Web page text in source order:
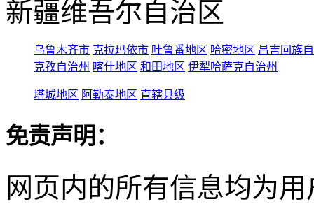
新疆维吾尔自治区
乌鲁木齐市 克拉玛依市 吐鲁番地区 哈密地区 昌吉回族
克孜自治州 喀什地区 和田地区 伊犁哈萨克自治州
塔城地区 阿勒泰地区 直辖县级
免责声明：
网页内的所有信息均为